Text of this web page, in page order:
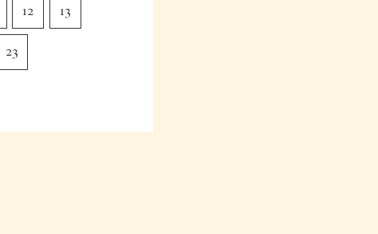
12 13
23